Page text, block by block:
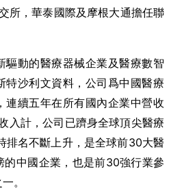
所，華泰國際及摩根大通擔任聯
驅動的醫療器械企業及醫療數智
特沙利文資料，公司爲中國醫療
連續五年在所有國內企業中營收
入計，公司已躋身全球頂尖醫療
排名不斷上升，是全球前30大醫
的中國企業，也是前30強行業參
。